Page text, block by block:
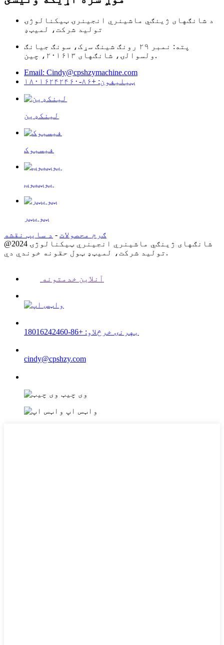
د شانګهای ژینګي ماشینري انجینرۍ ټیکنالوژۍ
تولید شرکت، لمیټډ
پته: نمبر ۲۹ رونګ شینګ سړک، سونګ جیانګ
ولسوالۍ، شانګهای ۲۰۱۶۱۳، چین.
Email: Cindy@cpshzymachine.com
ټیلیفون: +۸۶-۱۸۰۱۶۲۴۲۴۶۰
لینکډین
فیسبوک
یوټیوب
ټویټر
ګرم محصولات - د سایټ نقشه
@2024 شانګهای ژینګي ماشینري انجینري ټیکنالوژۍ
تولید شرکت، لمیټډ ټول حقونه خوندي دي.
آنلاین خدمتونه
بهرنۍ خرڅلاو: +86-18016242460
cindy@cpshzy.com
وی چیټ
واټس اپ